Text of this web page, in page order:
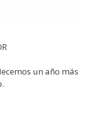
un año más